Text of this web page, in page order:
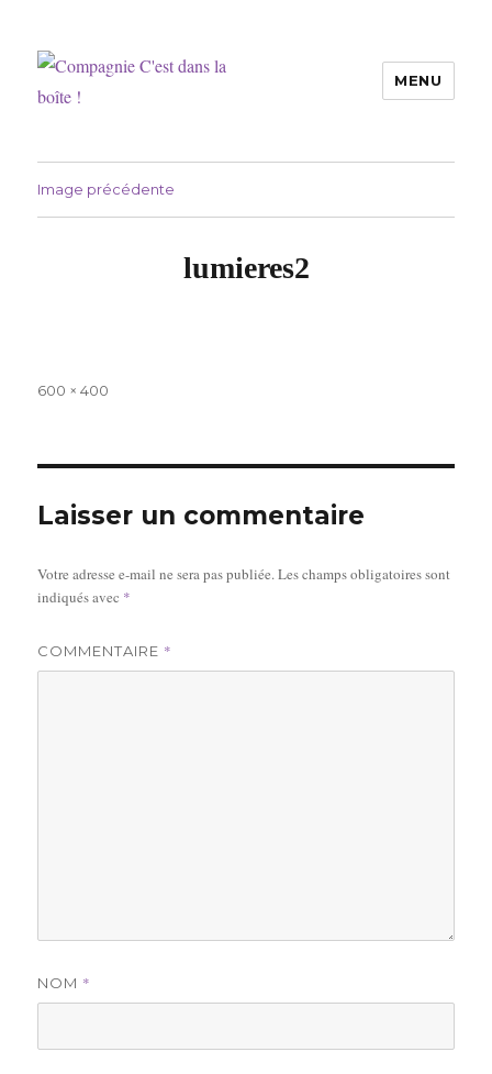
MENU
Image précédente
lumieres2
Taille
600 × 400
Laisser un commentaire
Votre adresse e-mail ne sera pas publiée.Les champs obligatoires sont
indiqués avec *
COMMENTAIRE *
NOM *